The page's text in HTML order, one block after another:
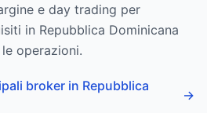
e day trading per
in Repubblica Dominicana
operazioni.
broker in Repubblica
→